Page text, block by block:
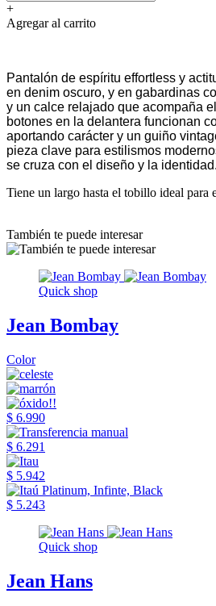
+
Agregar al carrito
Pantalón de espíritu effortless y
en denim oscuro, y en gabardinas
y un calce relajado que acompaña
botones en la delantera funcionan
aportando carácter y un guiño
pieza clave para estilismos
se cruza con el diseño y la identidad.
Tiene un largo hasta el tobillo ideal para
También te puede interesar
Quick shop
Jean Bombay
Color
$ 6.990
$ 6.291
$ 5.942
$ 5.243
Quick shop
Jean Hans